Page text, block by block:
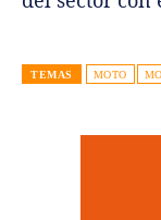
TEMAS MOTO